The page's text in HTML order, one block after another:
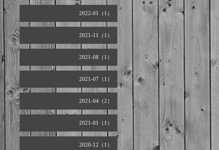
2022-01（1）
2021-11（1）
2021-08（1）
2021-07（1）
2021-04（2）
2021-01（1）
2020-12（1）